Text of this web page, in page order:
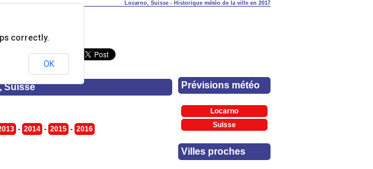
Locarno, Suisse - Historique météo de la ville en 2017
Suisse
- 2014 - 2015 - 2016
correctly.
OK
Prévisions météo
Locarno
Suisse
Villes proches